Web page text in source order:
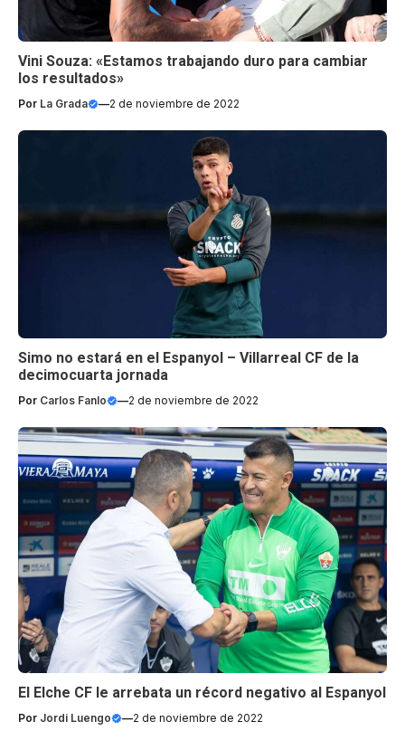
Vini Souza: «Estamos trabajando duro para cambiar
los resultados»
Por La Grada —2 de noviembre de 2022
Simo no estará en el Espanyol – Villarreal CF de la
decimocuarta jornada
Por Carlos Fanlo —2 de noviembre de 2022
El Elche CF le arrebata un récord negativo al Espanyol
Por Jordi Luengo —2 de noviembre de 2022